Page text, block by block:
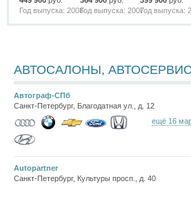
Год выпуска: 2008Год выпуска: 2007Год выпуска:
АВТОСАЛОНЫ,
Автограф-СПб
Санкт-Петербург, Благодатная ул., д. 12
ещё 16
Autopartner
Санкт-Петербург, Культуры просп., д. 40